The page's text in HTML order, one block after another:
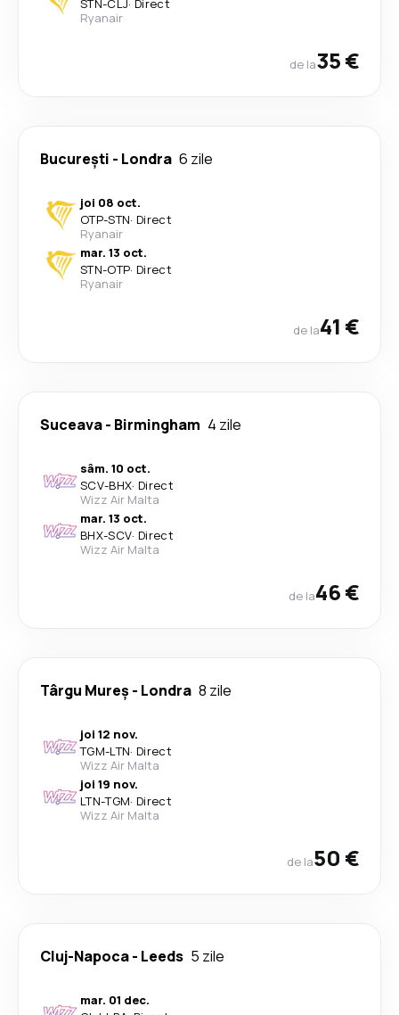
STN-CLJ· Direct
Ryanair
de la35 €
București - Londra 6 zile
joi 08 oct.
OTP-STN· Direct
Ryanair
mar. 13 oct.
STN-OTP· Direct
Ryanair
de la41 €
Suceava- Birmingham 4 zile
sâm. 10 oct.
SCV-BHX· Direct
Wizz Air Malta
mar. 13 oct.
BHX-SCV· Direct
Wizz Air Malta
de la46 €
Târgu Mureș - Londra 8 zile
joi 12 nov.
TGM-LTN· Direct
Wizz Air Malta
joi 19 nov.
LTN-TGM· Direct
Wizz Air Malta
de la50 €
Cluj-Napoca- Leeds 5 zile
mar. 01 dec.